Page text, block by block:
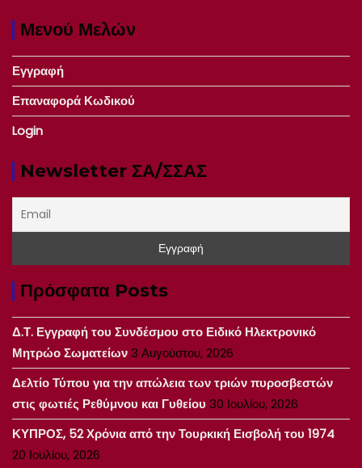
Μενού Μελών
Εγγραφή
Επαναφορά Κωδικού
Login
Newsletter ΣΑ/ΣΣΑΣ
Πρόσφατα Posts
Δ.Τ. Εγγραφή του Συνδέσμου στο Ειδικό Ηλεκτρονικό
Μητρώο Σωματείων3 Αυγούστου, 2026
Δελτίο Τύπου για την απώλεια των τριών πυροσβεστών
στις φωτιές Ρεθύμνου και Γυθείου 30 Ιουλίου, 2026
ΚΥΠΡΟΣ, 52 Χρόνια από την Τουρκική Εισβολή του 1974
20 Ιουλίου, 2026